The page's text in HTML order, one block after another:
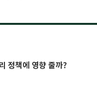
정책에 영향 줄까?